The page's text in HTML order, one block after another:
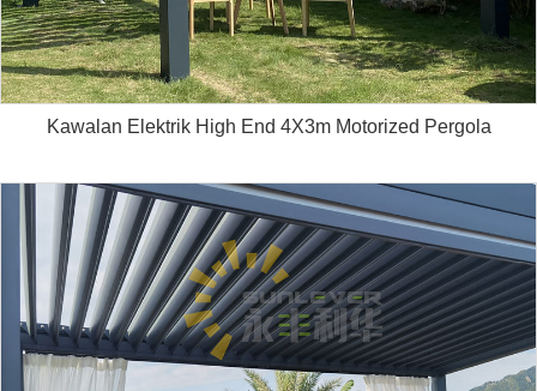
Kawalan Elektrik High End 4X3m Motorized Pergola